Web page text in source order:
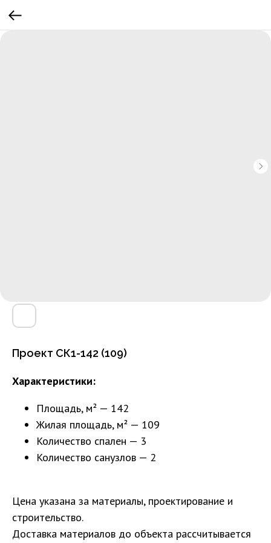
Проект СК1-142 (109)
Характеристики:
Площадь, м² — 142
Жилая площадь, м² — 109
Количество спален — 3
Количество санузлов — 2
Цена указана за материалы, проектирование и
строительство.
Доставка материалов до объекта рассчитывается